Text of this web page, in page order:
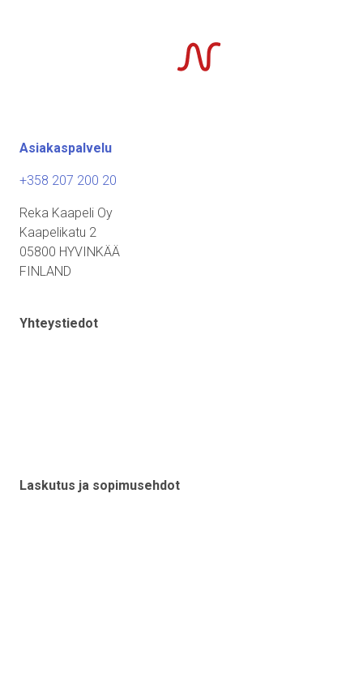
Asiakaspalvelu
+358 207 200 20
Reka Kaapeli Oy
Kaapelikatu 2
05800 HYVINKÄÄ
FINLAND
Yhteystiedot
Laskutus ja sopimusehdot